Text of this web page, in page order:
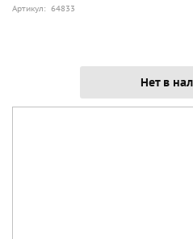
Артикул: 64833
Нет в